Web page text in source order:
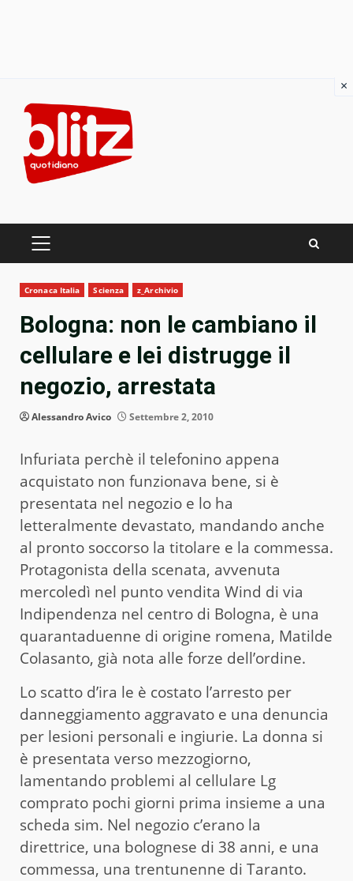
content
PRIMARY
Cronaca Italia Scienza z_Archivio
Bologna: non le cambiano il
cellulare e lei distrugge il
negozio, arrestata
Alessandro Avico Settembre 2, 2010
Infuriata perchè il telefonino appena
acquistato non funzionava bene, si è
presentata nel negozio e lo ha
letteralmente devastato, mandando anche
al pronto soccorso la titolare e la commessa.
Protagonista della scenata, avvenuta
mercoledì nel punto vendita Wind di via
Indipendenza nel centro di Bologna, è una
quarantaduenne di origine romena, Matilde
Colasanto, già nota alle forze dell’ordine.
Lo scatto d’ira le è costato l’arresto per
danneggiamento aggravato e una denuncia
per lesioni personali e ingiurie. La donna si
è presentata verso mezzogiorno,
lamentando problemi al cellulare Lg
comprato pochi giorni prima insieme a una
scheda sim. Nel negozio c’erano la
direttrice, una bolognese di 38 anni, e una
commessa, una trentunenne di Taranto.
×